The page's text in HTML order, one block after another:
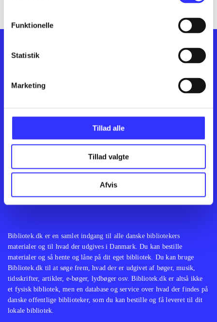
Funktionelle
Statistik
Marketing
Tillad alle
Tillad valgte
Afvis Feedback
Bibliotek.dk er en samlet indgang til alle danske bibliotekers
materialer og til hvad der udgives i Danmark. Du kan bestille
materialer og så hente og låne på dit eget bibliotek. Du kan bruge
Bibliotek.dk til at søge frem, hvad der er udgivet af bøger, musik,
tidsskrifter, artikler, e-bøger, lydbøger osv. Bibliotek.dk er altså ikke
et fysisk bibliotek, men en database og service over hvad der findes på
danske offentlige biblioteker, som du kan bestille og få leveret til dit
lokale bibliotek.
Kontakt os
English
Artikler
Film
Musik
Noder